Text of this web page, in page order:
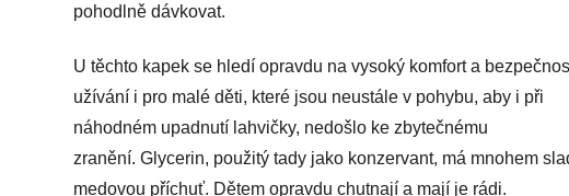
pohodlně dávkovat.
U těchto kapek se hledí opravdu na vysoký komfort a
užívání i pro malé děti, které jsou neustále v pohybu, aby i při
náhodném upadnutí lahvičky, nedošlo ke zbytečnému
zranění. Glycerin, použitý tady jako konzervant, má mnohem
medovou příchuť. Dětem opravdu chutnají a mají je rádi.